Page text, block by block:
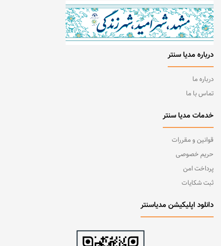
درباره مدیا سنتر
درباره ما
تماس با ما
خدمات مدیا سنتر
قوانین و مقررات
حریم خصوصی
پرداخت امن
ثبت شکایات
دانلود اپلیکیشن مدیاسنتر